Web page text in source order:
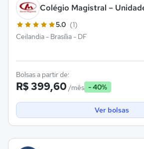
Colégio Magistral –
5.0 (1)
Ceilandia - Brasília - DF
Bolsas a partir de:
R$ 399,60 /mês - 40%
Ver bolsas